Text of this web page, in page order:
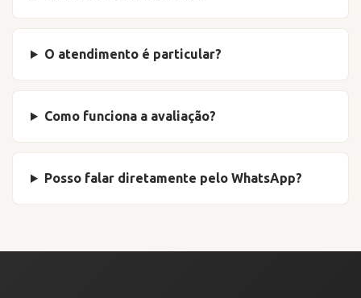
O atendimento é particular?
Como funciona a avaliação?
Posso falar diretamente pelo WhatsApp?